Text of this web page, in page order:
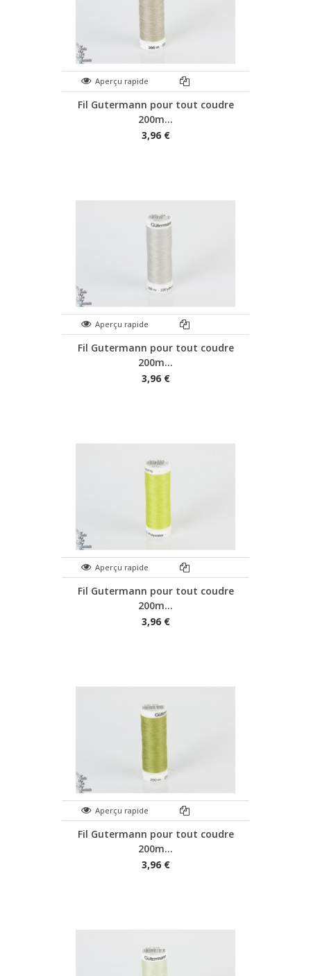
Aperçu rapide
Fil Gutermann pour tout coudre
200m...
3,96 €
Aperçu rapide
Fil Gutermann pour tout coudre
200m...
3,96 €
Aperçu rapide
Fil Gutermann pour tout coudre
200m...
3,96 €
Aperçu rapide
Fil Gutermann pour tout coudre
200m...
3,96 €